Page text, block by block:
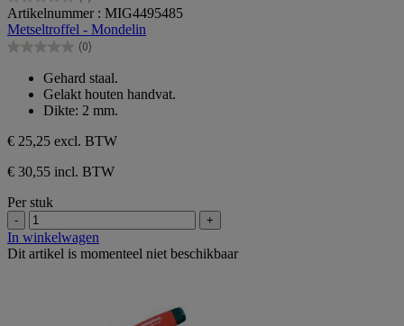
0.0
van
de
5
Artikelnummer : MIG4495485
Metseltroffel - Mondelin
(0)
0.0
sterren.
Gehard staal.
Gelakt houten handvat.
Dikte: 2 mm.
€ 25,25 excl. BTW
€ 30,55 incl. BTW
Per stuk
- +
In winkelwagen
Dit artikel is momenteel niet beschikbaar